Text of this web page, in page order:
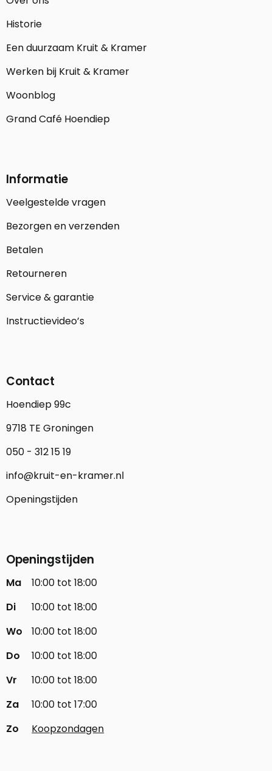
Historie
Een duurzaam Kruit & Kramer
Werken bij Kruit & Kramer
Woonblog
Grand Café Hoendiep
Informatie
Veelgestelde vragen
Bezorgen en verzenden
Betalen
Retourneren
Service & garantie
Instructievideo’s
Contact
Hoendiep 99c
9718 TE Groningen
050 - 312 15 19
info@kruit-en-kramer.nl
Openingstijden
Openingstijden
Ma
10:00 tot 18:00
Di
10:00 tot 18:00
Wo
10:00 tot 18:00
Do
10:00 tot 18:00
Vr
10:00 tot 18:00
Za
10:00 tot 17:00
Zo
Koopzondagen